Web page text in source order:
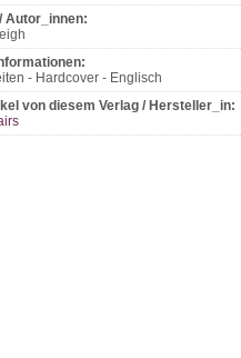
Autor_innen:
- Hardcover - Englisch
von diesem Verlag / Hersteller_in: